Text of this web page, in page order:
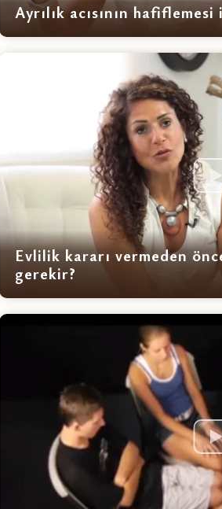
Ayrılık acısının
Evlilik kararı vermeden
gerekir?